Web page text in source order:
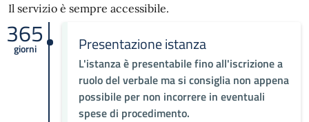
Il servizio è sempre accessibile.
365
giorni Presentazione istanza
L'istanza è presentabile fino all'iscrizione a
ruolo del verbale ma si consiglia non appena
possibile per non incorrere in eventuali
spese di procedimento.